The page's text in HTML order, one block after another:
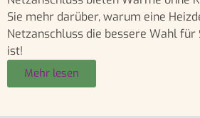
Sie mehr darüber, warum eine
Netzanschluss die bessere Wahl
ist!
Mehr lesen